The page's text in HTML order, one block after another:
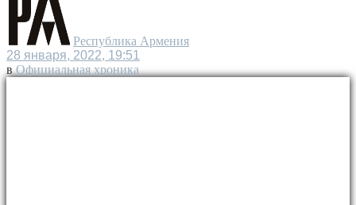
Республика Армения
28 января, 2022, 19:51
в Официальная хроника